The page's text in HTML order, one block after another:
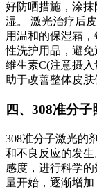
好防晒措施，涂
湿。 激光治疗后
用温和的保湿霜
性洗护用品，避
维生素C(注意摄
助于改善整体皮肤
四、308准分
308准分子激光的
和不良反应的发
感度，进行科学
量开始，逐渐增